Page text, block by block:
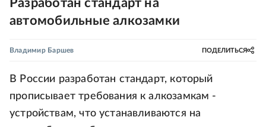
Разработан стандарт на
автомобильные алкозамки
Владимир Баршев ПОДЕЛИТЬСЯ
В России разработан стандарт, который
прописывает требования к алкозамкам -
устройствам, что устанавливаются на